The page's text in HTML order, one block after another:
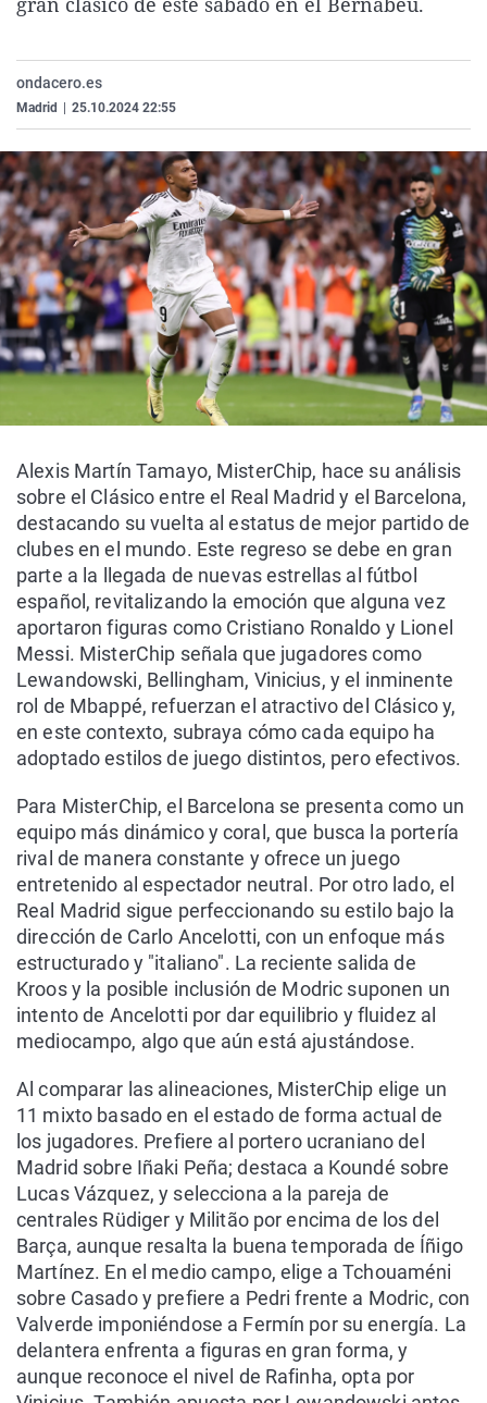
La rosa de los vientos
Gente viajera
Caso
Retornados
Operación Viuda
Extremadura
Galicia
Navarra
País Vasco
Virales
Televisión
ondacero.es
Madrid 25.10.2024 22:55
Alexis Martín Tamayo, MisterChip, hace su análisis
sobre el Clásico entre el Real Madrid y el Barcelona,
destacando su vuelta al estatus de mejor partido de
clubes en el mundo. Este regreso se debe en gran
parte a la llegada de nuevas estrellas al fútbol
español, revitalizando la emoción que alguna vez
aportaron figuras como Cristiano Ronaldo y Lionel
Messi. MisterChip señala que jugadores como
Lewandowski, Bellingham, Vinicius, y el inminente
rol de Mbappé, refuerzan el atractivo del Clásico y,
en este contexto, subraya cómo cada equipo ha
adoptado estilos de juego distintos, pero efectivos.
Para MisterChip, el Barcelona se presenta como un
equipo más dinámico y coral, que busca la portería
rival de manera constante y ofrece un juego
entretenido al espectador neutral. Por otro lado, el
Real Madrid sigue perfeccionando su estilo bajo la
dirección de Carlo Ancelotti, con un enfoque más
estructurado y "italiano". La reciente salida de
Kroos y la posible inclusión de Modric suponen un
intento de Ancelotti por dar equilibrio y fluidez al
mediocampo, algo que aún está ajustándose.
Al comparar las alineaciones, MisterChip elige un
11 mixto basado en el estado de forma actual de
los jugadores. Prefiere al portero ucraniano del
Madrid sobre Iñaki Peña; destaca a Koundé sobre
Lucas Vázquez, y selecciona a la pareja de
centrales Rüdiger y Militão por encima de los del
Barça, aunque resalta la buena temporada de Íñigo
Martínez. En el medio campo, elige a Tchouaméni
sobre Casado y prefiere a Pedri frente a Modric, con
Valverde imponiéndose a Fermín por su energía. La
delantera enfrenta a figuras en gran forma, y
aunque reconoce el nivel de Rafinha, opta por